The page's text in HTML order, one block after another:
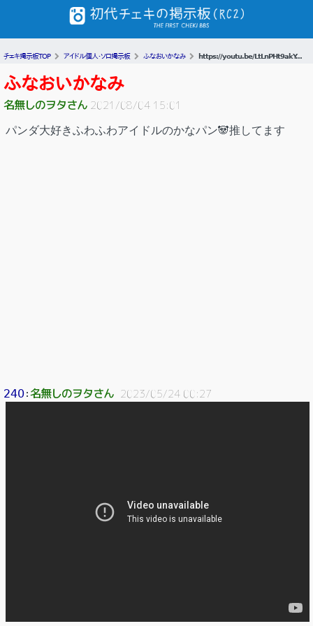
チェキ掲示板TOP アイドル個人・ソロ掲示板 ふなおいかなみ https://youtu.be/LtLnPHt9akY...
ふなおいかなみ
名無しのヲタさん 2021/08/04 15:01
パンダ大好きふわふわアイドルのかなパン🐼推してます
240：名無しのヲタさん 2023/05/24 00:27